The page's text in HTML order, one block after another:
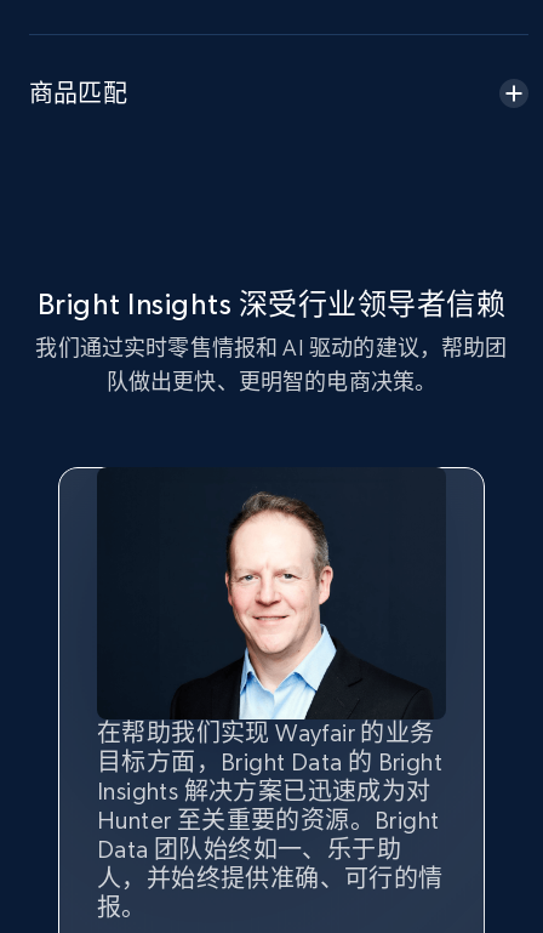
Amazon sellers info
URL, Product id, Title, Seller name, Seller rating,
Seller reviews, Breadcrumbs, Root category, and
eBay - Gather data on products using
specified keywords
URL, Product id, Title, Seller name, Seller rating,
Seller reviews, Breadcrumbs, Root category, and
more.
2.5K+ 358+ 立即开始
eBay - Collect products from shops on eBay
商品匹配
Bright Insights 深受行业领导者信赖
我们通过实时零售情报和 AI 驱动的建议，帮助团
队做出更快、更明智的电商决策。
在帮助我们实现 Wayfair 的业务
目标方面，Bright Data 的 Bright
Insights 解决方案已迅速成为对
Hunter 至关重要的资源。Bright
Data 团队始终如一、乐于助
人，并始终提供准确、可行的情
报。
Bright Insights 的数据极大地支
持了我们公司的目标。每个产品
类别的市场份额帮助我们以主要
竞争对手为基准，而供应商的销
售情况则从战术上帮助我们的营
销团队扩大产品种类。
我们之所以选择 Bright
Insights，是因为它能够跟踪销
售情况，并绘制对我们业务至关
重要的竞争产品类别图。
Yael Fridman
Keter 的市场总监
借助 Bright Data 的解决方案，
我们获得了对市场领域、产品、
竞争格局以及消费者行为趋势的
独特且全面的洞察。
Beverly Taylor
Kingston Brass, Inc. 商品规划总监